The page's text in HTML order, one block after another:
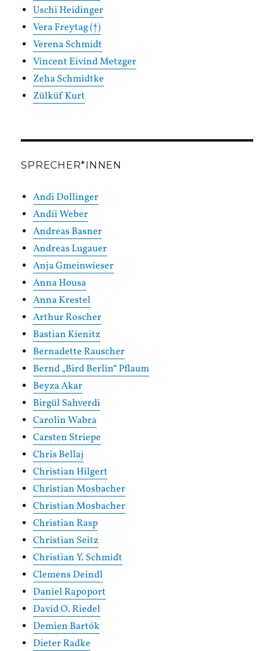
Uschi Heidinger
Vera Freytag (†)
Verena Schmidt
Vincent Eivind Metzger
Zeha Schmidtke
Zülküf Kurt
SPRECHER*INNEN
Andi Dollinger
Andii Weber
Andreas Basner
Andreas Lugauer
Anja Gmeinwieser
Anna Housa
Anna Krestel
Arthur Roscher
Bastian Kienitz
Bernadette Rauscher
Bernd „Bird Berlin“ Pflaum
Beyza Akar
Birgül Sahverdi
Carolin Wabra
Carsten Striepe
Chris Bellaj
Christian Hilgert
Christian Mosbacher
Christian Mosbacher
Christian Rasp
Christian Seitz
Christian Y. Schmidt
Clemens Deindl
Daniel Rapoport
David O. Riedel
Demien Bartók
Dieter Radke